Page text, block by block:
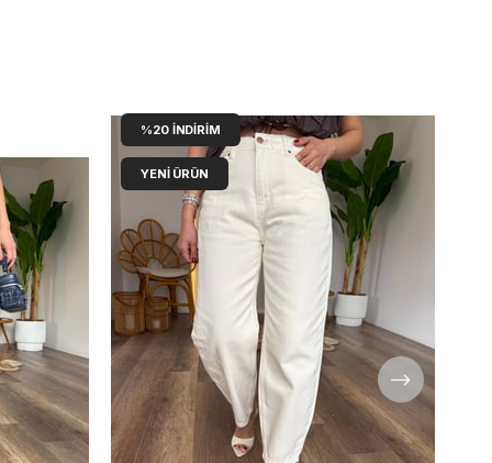
%20 İNDIRIM
YENI ÜRÜN